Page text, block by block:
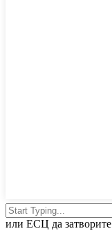
или ЕСЦ да затворите